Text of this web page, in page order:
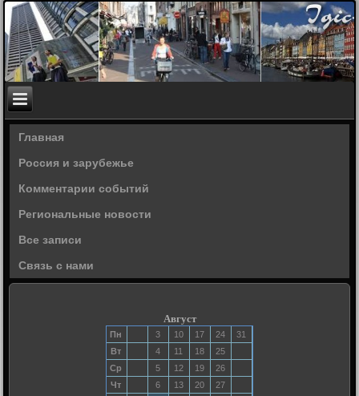
Главная
Россия и зарубежье
Комментарии событий
Региональные новости
Все записи
Связь с нами
Август
Пн 3 10 17 24
31
Вт
4 11 18
25
Ср
5 12 19
26
Чт
6 13 20
27